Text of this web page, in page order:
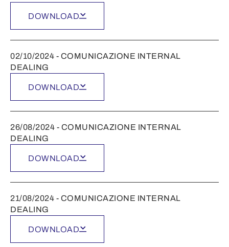
DOWNLOAD
02/10/2024 - COMUNICAZIONE INTERNAL
DEALING
DOWNLOAD
26/08/2024 - COMUNICAZIONE INTERNAL
DEALING
DOWNLOAD
21/08/2024 - COMUNICAZIONE INTERNAL
DEALING
DOWNLOAD